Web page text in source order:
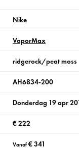
Nike
VaporMax
ridgerock/peat moss
AH6834-200
Donderdag 19 apr
€ 222
Vanaf€ 341